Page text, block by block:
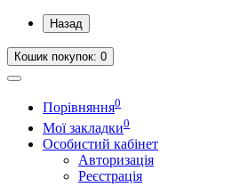
Назад
Кошик покупок: 0
Порівняння0
Мої закладки0
Особистий кабінет
Авторизація
Реєстрація